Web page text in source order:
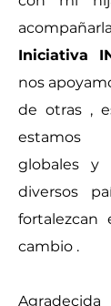
Iniciativa
nos
de otras ,
estamos
globales y
diversos
fortalezcan
cambio .